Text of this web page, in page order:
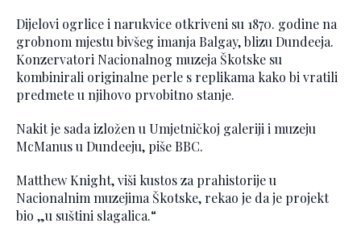
Dijelovi ogrlice i narukvice otkriveni su 1870. godine na
grobnom mjestu bivšeg imanja Balgay, blizu Dundeeja.
Konzervatori Nacionalnog muzeja Škotske su
kombinirali originalne perle s replikama kako bi vratili
predmete u njihovo prvobitno stanje.
Nakit je sada izložen u Umjetničkoj galeriji i muzeju
McManus u Dundeeju, piše BBC.
Matthew Knight, viši kustos za prahistorije u
Nacionalnim muzejima Škotske, rekao je da je projekt
bio „u suštini slagalica.“